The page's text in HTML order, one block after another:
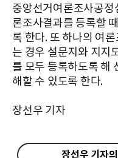
중앙선거여론조사공정
론조사결과를 등록할
록 한다. 또 하나의 여
는 경우 설문지와 지지
를 모두 등록하도록 해
해할 수 있도록 한다.
장선우 기자
장선우 기자